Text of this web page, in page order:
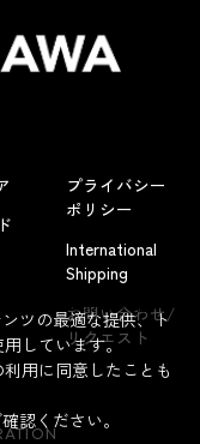
よくあるお問い合わせ
プライバシー
ポリシー
International
Shipping
お問い合わせ/
リクエスト
ツの最適な提供、ト
しています。
用に同意したことも
認ください。